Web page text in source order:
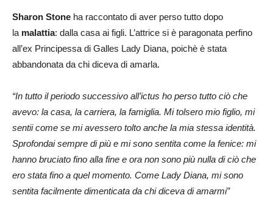
Sharon Stone ha raccontato di aver perso tutto dopo
la malattia: dalla casa ai figli. L’attrice si è paragonata perfino
all’ex Principessa di Galles Lady Diana, poichè è stata
abbandonata da chi diceva di amarla.
“In tutto il periodo successivo all’ictus ho perso tutto ciò che
avevo: la casa, la carriera, la famiglia. Mi tolsero mio figlio, mi
sentii come se mi avessero tolto anche la mia stessa identità.
Sprofondai sempre di più e mi sono sentita come la fenice: mi
hanno bruciato fino alla fine e ora non sono più nulla di ciò che
ero stata fino a quel momento. Come Lady Diana, mi sono
sentita facilmente dimenticata da chi diceva di amarmi”